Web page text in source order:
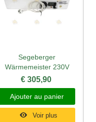
Segeberger
Wärmemeister 230V
€ 305,90
Ajouter au panier
Voir plus